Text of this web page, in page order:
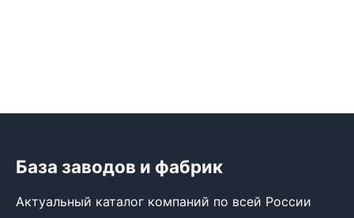
База заводов и фабрик
Актуальный каталог компаний по всей России